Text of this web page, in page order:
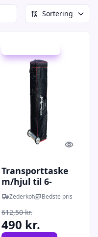
Sortering
Quick
Transporttaske
m/hjul til 6-
kantet, HEXA
40mm
Zederkof Bedste pris
612,50 kr.
490 kr.